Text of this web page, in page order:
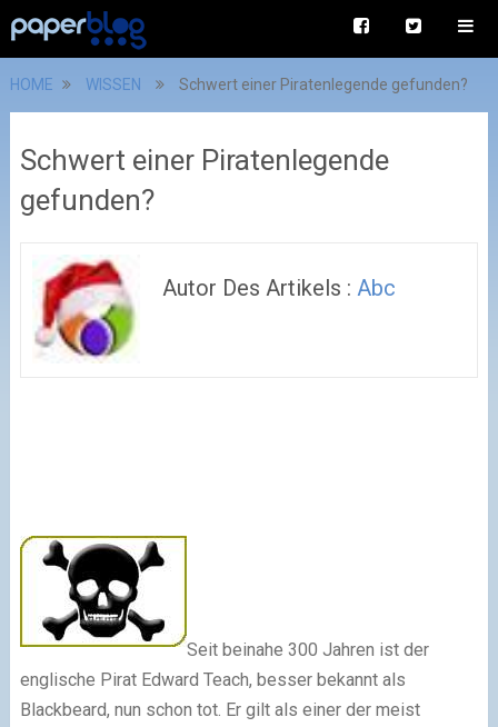
HOME WISSEN Schwert einer Piratenlegende gefunden?
Schwert einer Piratenlegende
gefunden?
Autor Des Artikels :Abc
Seit beinahe 300 Jahren ist der
englische Pirat Edward Teach, besser bekannt als
Blackbeard, nun schon tot. Er gilt als einer der meist